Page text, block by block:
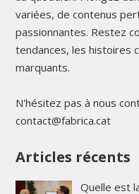
variées, de contenus
passionnantes. Restez
tendances, les histoires
marquants.
N'hésitez pas à nous
contact@fabrica.cat
Articles récents
Quelle est